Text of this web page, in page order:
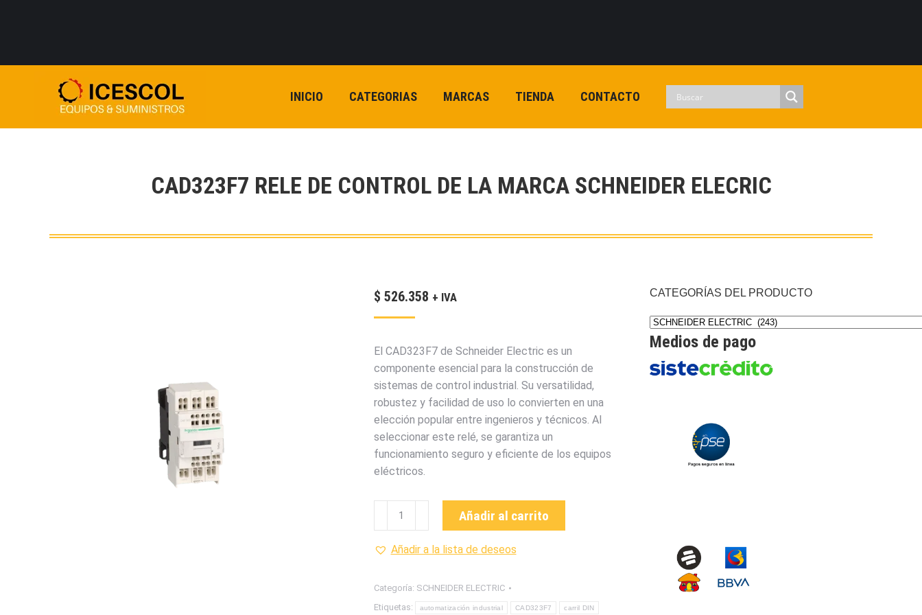
INICIO CATEGORIAS MARCAS TIENDA CONTACTO
CAD323F7 RELE DE CONTROL DE LA MARCA SCHNEIDER ELECRIC
$ 526.358 + IVA
El CAD323F7 de Schneider Electric es un
componente esencial para la construcción de
sistemas de control industrial. Su versatilidad,
robustez y facilidad de uso lo convierten en una
elección popular entre ingenieros y técnicos. Al
seleccionar este relé, se garantiza un
funcionamiento seguro y eficiente de los equipos
eléctricos.
CAD323F7
DE
LA
MARCA
Añadir al carrito
Añadir a la lista de deseos
Categoría: SCHNEIDER ELECTRIC
Etiquetas:
automatización industrial CAD323F7 carril DIN
CATEGORÍAS DEL PRODUCTO
Medios de pago